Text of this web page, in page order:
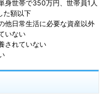
身世帯で350万円、世帯員1人
た額以下
他日常生活に必要な資産以外
いない
されていない